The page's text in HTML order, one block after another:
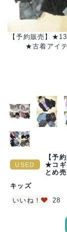
【予約販売】
★古着アイ
【予
★コギ
とめ
キッズ
いいね！
28